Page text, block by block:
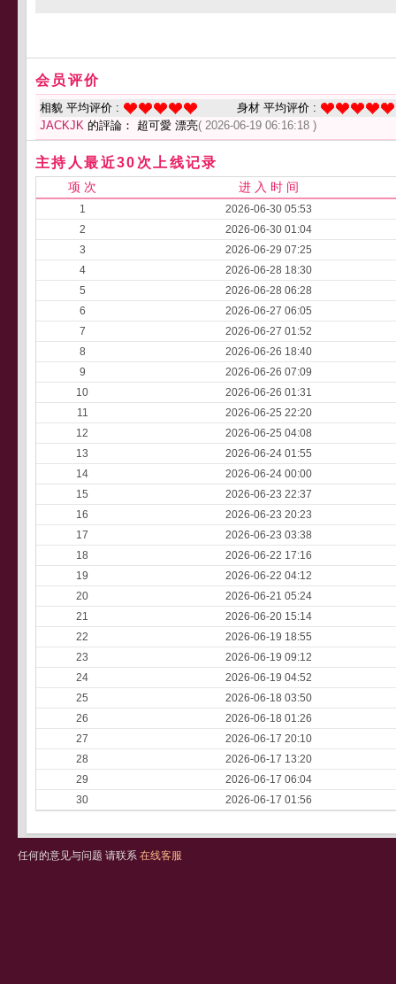
会员评价
相貌 平均评价 :
身材 平均评价 :
JACKJK 的評論： 超可愛 漂亮( 2026-06-19 06:16:18 )
主持人最近30次上线记录
项 次 进 入 时 间
1
2026-06-30 05:53
2
2026-06-30 01:04
3
2026-06-29 07:25
4
2026-06-28 18:30
5
2026-06-28 06:28
6
2026-06-27 06:05
7
2026-06-27 01:52
8
2026-06-26 18:40
9
2026-06-26 07:09
10
2026-06-26 01:31
11
2026-06-25 22:20
12
2026-06-25 04:08
13
2026-06-24 01:55
14
2026-06-24 00:00
15
2026-06-23 22:37
16
2026-06-23 20:23
17
2026-06-23 03:38
18
2026-06-22 17:16
19
2026-06-22 04:12
20
2026-06-21 05:24
21
2026-06-20 15:14
22
2026-06-19 18:55
23
2026-06-19 09:12
24
2026-06-19 04:52
25
2026-06-18 03:50
26
2026-06-18 01:26
27
2026-06-17 20:10
28
2026-06-17 13:20
29
2026-06-17 06:04
30
2026-06-17 01:56
任何的意见与问题 请联系 在线客服